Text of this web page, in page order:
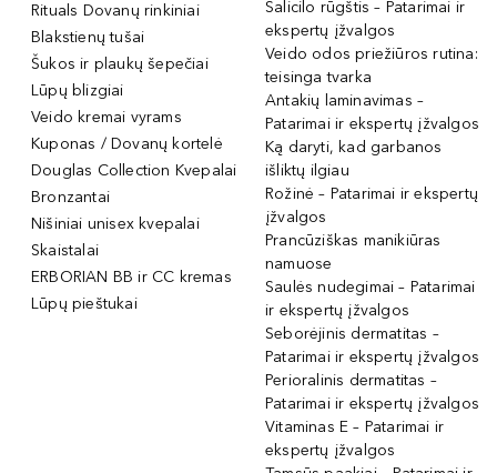
Rituals Dovanų rinkiniai
Blakstienų tušai
Šukos ir plaukų šepečiai
Lūpų blizgiai
Veido kremai vyrams
Kuponas / Dovanų kortelė
Douglas Collection Kvepalai
Bronzantai
Nišiniai unisex kvepalai
Skaistalai
ERBORIAN BB ir CC kremas
Lūpų pieštukai
Salicilo rūgštis – Patarimai ir
ekspertų įžvalgos
Veido odos priežiūros rutina:
teisinga tvarka
Antakių laminavimas –
Patarimai ir ekspertų įžvalgos
Ką daryti, kad garbanos
išliktų ilgiau
Rožinė – Patarimai ir ekspertų
įžvalgos
Prancūziškas manikiūras
namuose
Saulės nudegimai – Patarimai
ir ekspertų įžvalgos
Seborėjinis dermatitas –
Patarimai ir ekspertų įžvalgos
Perioralinis dermatitas –
Patarimai ir ekspertų įžvalgos
Vitaminas E – Patarimai ir
ekspertų įžvalgos